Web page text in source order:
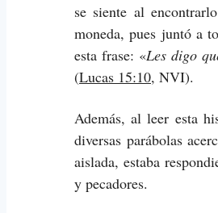
se siente al
moneda, pues juntó a
esta frase: «Les digo
(Lucas 15:10, NVI).
Además, al leer esta
diversas parábolas
aislada, estaba
y pecadores.